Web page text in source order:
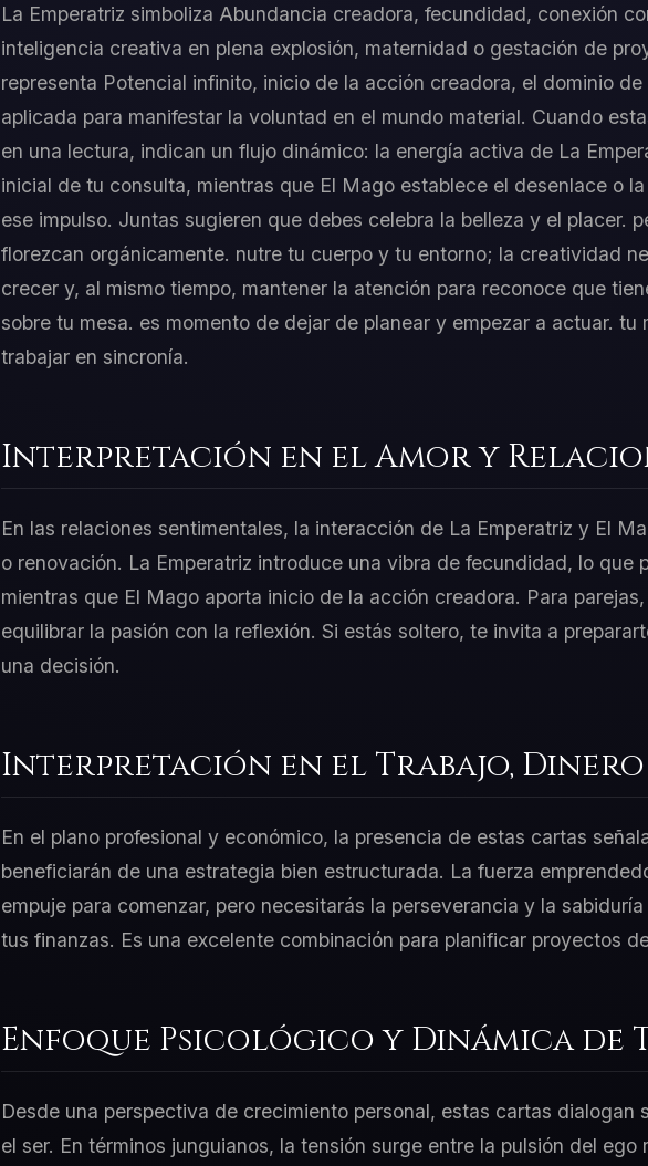
La Emperatriz simboliza Abundancia creadora, fecundidad, conexión
inteligencia creativa en plena explosión, maternidad o gestación de
representa Potencial infinito, inicio de la acción creadora, el dominio
aplicada para manifestar la voluntad en el mundo material. Cuando
en una lectura, indican un flujo dinámico: la energía activa de La
inicial de tu consulta, mientras que El Mago establece el desenlace o
ese impulso. Juntas sugieren que debes celebra la belleza y el placer.
florezcan orgánicamente. nutre tu cuerpo y tu entorno; la creatividad
crecer y, al mismo tiempo, mantener la atención para reconoce que
sobre tu mesa. es momento de dejar de planear y empezar a actuar. tu
trabajar en sincronía.
Interpretación en el Amor y
En las relaciones sentimentales, la interacción de La Emperatriz y El
o renovación. La Emperatriz introduce una vibra de fecundidad, lo que
mientras que El Mago aporta inicio de la acción creadora. Para
equilibrar la pasión con la reflexión. Si estás soltero, te invita a
una decisión.
Interpretación en el Trabajo,
En el plano profesional y económico, la presencia de estas cartas
beneficiarán de una estrategia bien estructurada. La fuerza
empuje para comenzar, pero necesitarás la perseverancia y la
tus finanzas. Es una excelente combinación para planificar proyectos
Enfoque Psicológico y Dinámica de
Desde una perspectiva de crecimiento personal, estas cartas dialogan
el ser. En términos junguianos, la tensión surge entre la pulsión del ego